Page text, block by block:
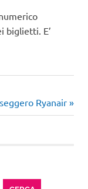
biglietti. E’
Ryanair